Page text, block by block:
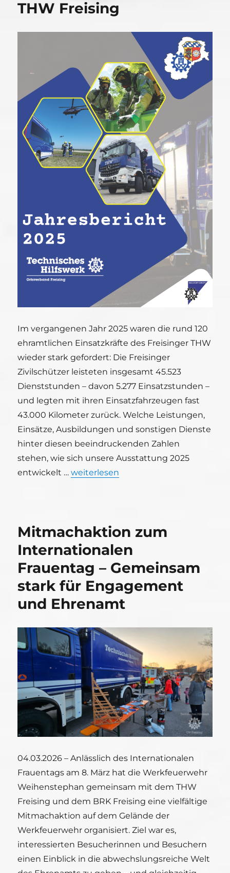
THW Freising
Im vergangenen Jahr 2025 waren die rund 120
ehramtlichen Einsatzkräfte des Freisinger THW
wieder stark gefordert: Die Freisinger
Zivilschützer leisteten insgesamt 45.523
Dienststunden – davon 5.277 Einsatzstunden –
und legten mit ihren Einsatzfahrzeugen fast
43.000 Kilometer zurück. Welche Leistungen,
Einsätze, Ausbildungen und sonstigen Dienste
hinter diesen beeindruckenden Zahlen
stehen, wie sich unsere Ausstattung 2025
entwickelt …„Jahresbericht 2025 des THW Freising“
weiterlesen
Mitmachaktion zum
Internationalen
Frauentag – Gemeinsam
stark für Engagement
und Ehrenamt
04.03.2026 – Anlässlich des Internationalen
Frauentags am 8. März hat die Werkfeuerwehr
Weihenstephan gemeinsam mit dem THW
Freising und dem BRK Freising eine vielfältige
Mitmachaktion auf dem Gelände der
Werkfeuerwehr organisiert. Ziel war es,
interessierten Besucherinnen und Besuchern
einen Einblick in die abwechslungsreiche Welt